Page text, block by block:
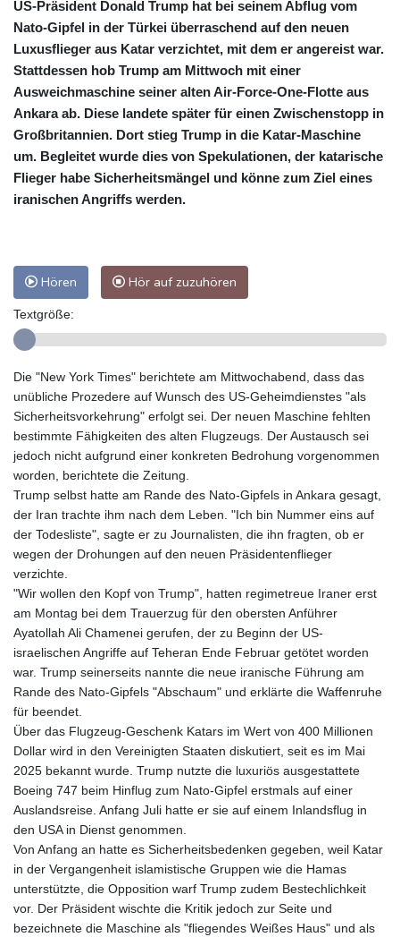
US-Präsident Donald Trump hat bei seinem Abflug vom
Nato-Gipfel in der Türkei überraschend auf den neuen
Luxusflieger aus Katar verzichtet, mit dem er angereist war.
Stattdessen hob Trump am Mittwoch mit einer
Ausweichmaschine seiner alten Air-Force-One-Flotte aus
Ankara ab. Diese landete später für einen Zwischenstopp in
Großbritannien. Dort stieg Trump in die Katar-Maschine
um. Begleitet wurde dies von Spekulationen, der katarische
Flieger habe Sicherheitsmängel und könne zum Ziel eines
iranischen Angriffs werden.
Hören Hör auf zuzuhören
Textgröße:
Die "New York Times" berichtete am Mittwochabend, dass das
unübliche Prozedere auf Wunsch des US-Geheimdienstes "als
Sicherheitsvorkehrung" erfolgt sei. Der neuen Maschine fehlten
bestimmte Fähigkeiten des alten Flugzeugs. Der Austausch sei
jedoch nicht aufgrund einer konkreten Bedrohung vorgenommen
worden, berichtete die Zeitung.
Trump selbst hatte am Rande des Nato-Gipfels in Ankara gesagt,
der Iran trachte ihm nach dem Leben. "Ich bin Nummer eins auf
der Todesliste", sagte er zu Journalisten, die ihn fragten, ob er
wegen der Drohungen auf den neuen Präsidentenflieger
verzichte.
"Wir wollen den Kopf von Trump", hatten regimetreue Iraner erst
am Montag bei dem Trauerzug für den obersten Anführer
Ayatollah Ali Chamenei gerufen, der zu Beginn der US-
israelischen Angriffe auf Teheran Ende Februar getötet worden
war. Trump seinerseits nannte die neue iranische Führung am
Rande des Nato-Gipfels "Abschaum" und erklärte die Waffenruhe
für beendet.
Über das Flugzeug-Geschenk Katars im Wert von 400 Millionen
Dollar wird in den Vereinigten Staaten diskutiert, seit es im Mai
2025 bekannt wurde. Trump nutzte die luxuriös ausgestattete
Boeing 747 beim Hinflug zum Nato-Gipfel erstmals auf einer
Auslandsreise. Anfang Juli hatte er sie auf einem Inlandsflug in
den USA in Dienst genommen.
Von Anfang an hatte es Sicherheitsbedenken gegeben, weil Katar
in der Vergangenheit islamistische Gruppen wie die Hamas
unterstützte, die Opposition warf Trump zudem Bestechlichkeit
vor. Der Präsident wischte die Kritik jedoch zur Seite und
bezeichnete die Maschine als "fliegendes Weißes Haus" und als